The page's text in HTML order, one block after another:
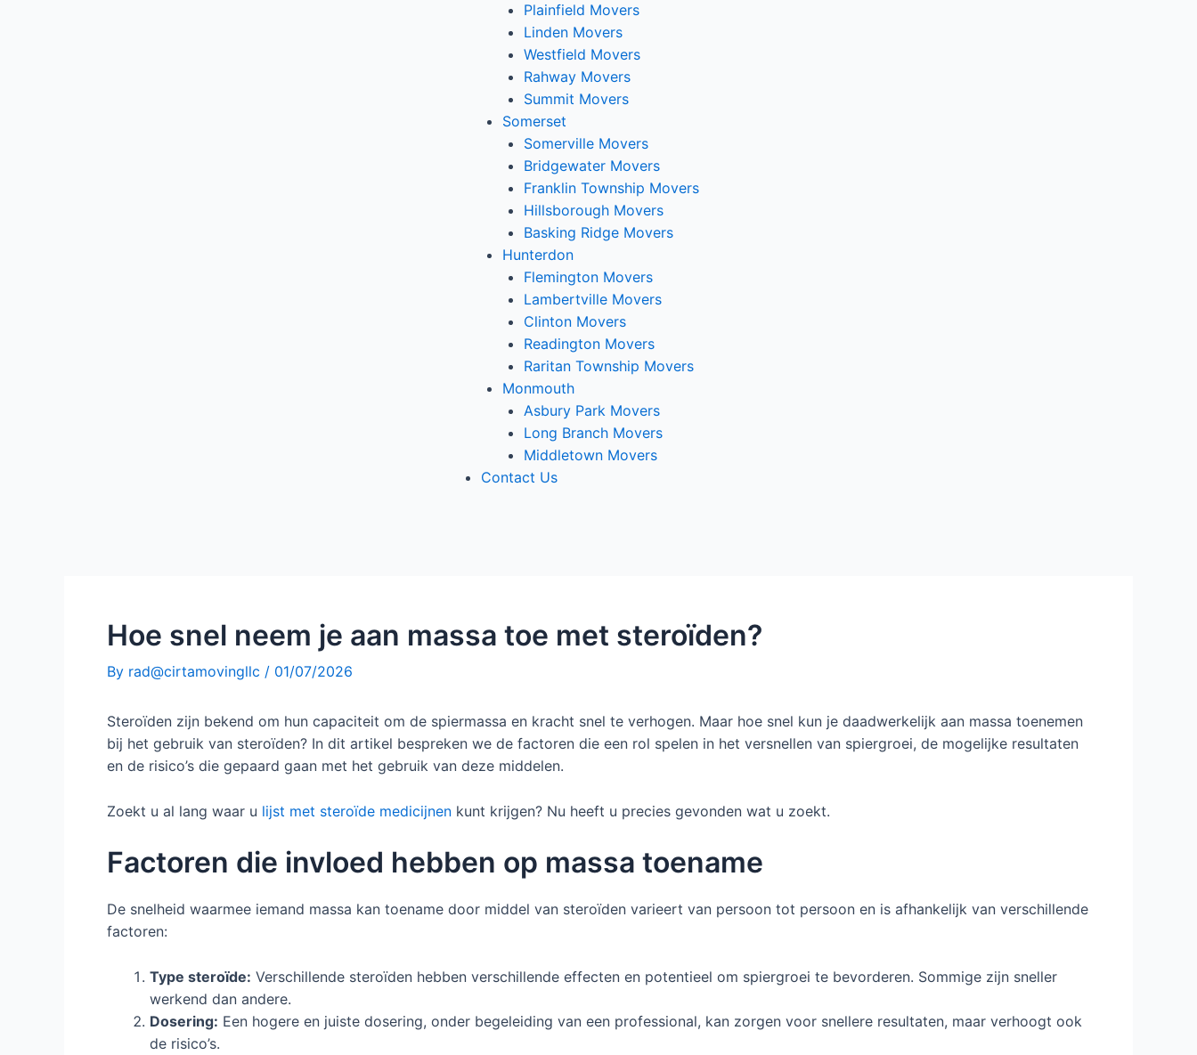
Plainfield Movers
Linden Movers
Westfield Movers
Rahway Movers
Summit Movers
Somerset
Somerville Movers
Bridgewater Movers
Franklin Township Movers
Hillsborough Movers
Basking Ridge Movers
Hunterdon
Flemington Movers
Lambertville Movers
Clinton Movers
Readington Movers
Raritan Township Movers
Monmouth
Asbury Park Movers
Long Branch Movers
Middletown Movers
Contact Us
Hoe snel neem je aan massa toe met steroïden?
By rad@cirtamovingllc / 01/07/2026
Steroïden zijn bekend om hun capaciteit om de spiermassa en kracht snel te verhogen. Maar hoe snel kun je daadwerkelijk aan massa toenemen
bij het gebruik van steroïden? In dit artikel bespreken we de factoren die een rol spelen in het versnellen van spiergroei, de mogelijke resultaten
en de risico’s die gepaard gaan met het gebruik van deze middelen.
Zoekt u al lang waar u lijst met steroïde medicijnen kunt krijgen? Nu heeft u precies gevonden wat u zoekt.
Factoren die invloed hebben op massa toename
De snelheid waarmee iemand massa kan toename door middel van steroïden varieert van persoon tot persoon en is afhankelijk van verschillende
factoren:
Type steroïde: Verschillende steroïden hebben verschillende effecten en potentieel om spiergroei te bevorderen. Sommige zijn sneller
werkend dan andere.
Dosering: Een hogere en juiste dosering, onder begeleiding van een professional, kan zorgen voor snellere resultaten, maar verhoogt ook
de risico’s.